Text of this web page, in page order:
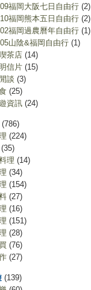
福岡大阪七日自由行 (2)
福岡熊本五日自由行 (2)
福岡過農曆年自由行 (1)
山陰&福岡自由行 (1)
茶店 (14)
信片 (15)
談 (3)
(25)
資訊 (24)
(786)
(224)
(35)
理 (14)
(34)
(154)
(27)
(16)
(151)
(28)
(76)
(27)
(139)